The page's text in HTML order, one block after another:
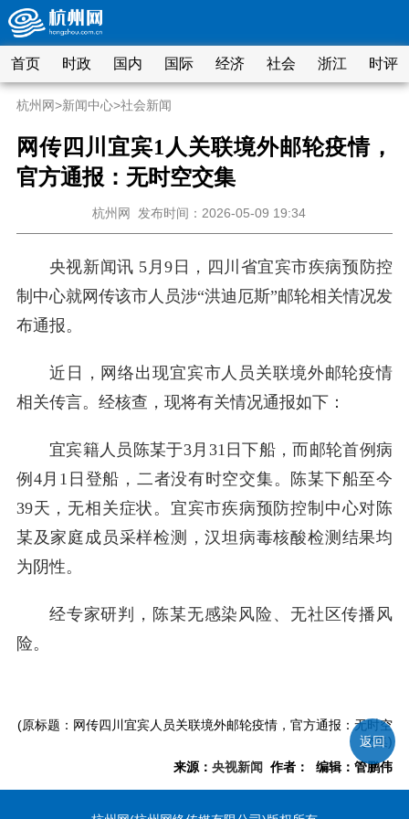
首页 时政 国内 国际 经济 社会 浙江 时评
杭州网>新闻中心>社会新闻
网传四川宜宾1人关联境外邮轮疫情，
官方通报：无时空交集
杭州网 发布时间：2026-05-09 19:34
央视新闻讯 5月9日，四川省宜宾市疾病预防控
制中心就网传该市人员涉“洪迪厄斯”邮轮相关情况发
布通报。
近日，网络出现宜宾市人员关联境外邮轮疫情
相关传言。经核查，现将有关情况通报如下：
宜宾籍人员陈某于3月31日下船，而邮轮首例病
例4月1日登船，二者没有时空交集。陈某下船至今
39天，无相关症状。宜宾市疾病预防控制中心对陈
某及家庭成员采样检测，汉坦病毒核酸检测结果均
为阴性。
经专家研判，陈某无感染风险、无社区传播风
险。
(原标题：网传四川宜宾人员关联境外邮轮疫情，官方通报：无时空
交集)
来源：央视新闻 作者： 编辑：管鹏伟
返回